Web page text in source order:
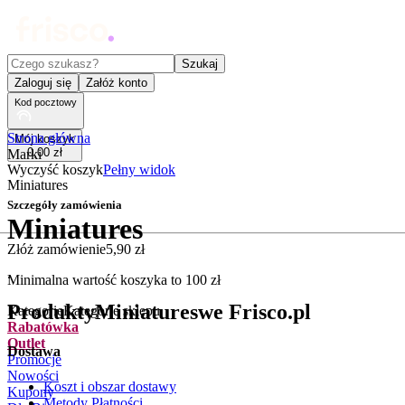
Czego szukasz?
Szukaj
Zaloguj się
Załóż konto
Kod pocztowy
Mój koszyk
0,00 zł
Wyczyść koszykPełny widok
Szczegóły zamówienia
Złóż zamówienie5,90 zł
Minimalna wartość koszyka to 100 zł
KategorieKategorie sklepu
Rabatówka
Outlet
Promocje
Nowości
Kupony
Strona główna
Marki
Miniatures
Miniatures
.
ProduktyMiniatureswe Frisco.pl
Dostawa
Koszt i obszar dostawy